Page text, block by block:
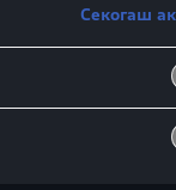
Секогаш